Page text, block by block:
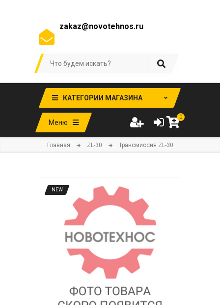
zakaz@novotehnos.ru
КАТЕГОРИИ МАГАЗИНА
Меню
0
Главная ZL-30 Трансмиссия ZL-30
NEW